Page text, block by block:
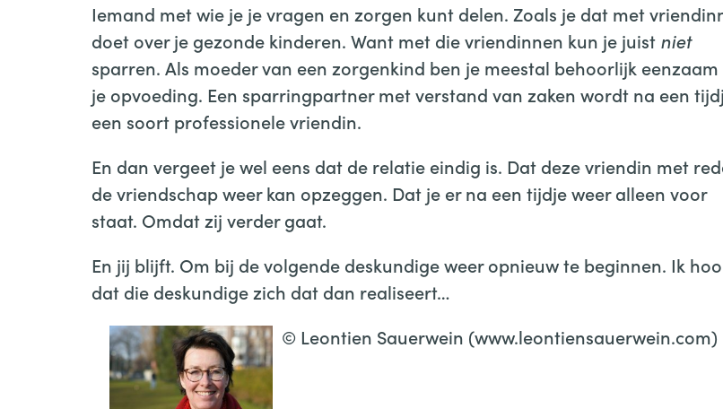
Iemand met wie je je vragen en zorgen kunt delen. Zoals je dat met
doet over je gezonde kinderen. Want met die vriendinnen kun je juist niet
sparren. Als moeder van een zorgenkind ben je meestal behoorlijk eenzaam
je opvoeding. Een sparringpartner met verstand van zaken wordt na een
een soort professionele vriendin.
En dan vergeet je wel eens dat de relatie eindig is. Dat deze vriendin met
de vriendschap weer kan opzeggen. Dat je er na een tijdje weer alleen voor
staat. Omdat zij verder gaat.
En jij blijft. Om bij de volgende deskundige weer opnieuw te beginnen. Ik
dat die deskundige zich dat dan realiseert…
© Leontien Sauerwein (www.leontiensauerwein.com)